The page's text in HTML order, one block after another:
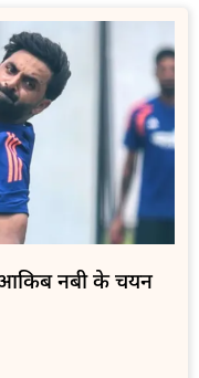
आकिब नबी के चयन